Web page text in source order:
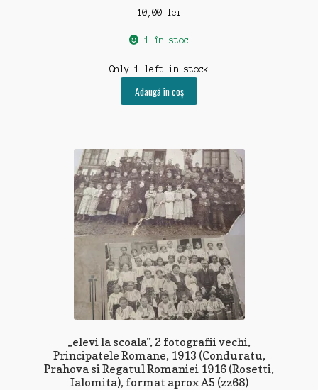
10,00 lei
1 în stoc
Only 1 left in stock
Adaugă în coș
„elevi la scoala”, 2 fotografii vechi,
Principatele Romane, 1913 (Conduratu,
Prahova si Regatul Romaniei 1916 (Rosetti,
Ialomita), format aprox A5 (zz68)